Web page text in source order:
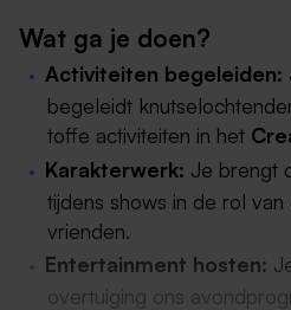
Wat ga je doen?
Activiteiten begeleiden:
begeleidt
toffe activiteiten in het
Karakterwerk: Je brengt
tijdens shows in de rol
vrienden.
Entertainment hosten:
overtuiging ons